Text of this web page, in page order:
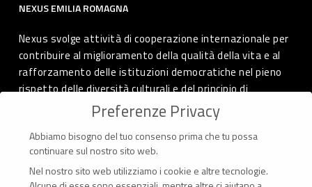
NEXUS EMILIA ROMAGNA
Nexus svolge attività di cooperazione internazionale per
contribuire al miglioramento della qualità della vita e al
rafforzamento delle istituzioni democratiche nel pieno
rispetto delle diversità culturali e del principio di
autodeterminazione dei popoli.
CONTATTI
Preferenze Privacy
Abbiamo bisogno del tuo consenso prima che tu possa
continuare sul nostro sito web.
Nel nostro sito web utilizziamo i cookie e altre tecnologie.